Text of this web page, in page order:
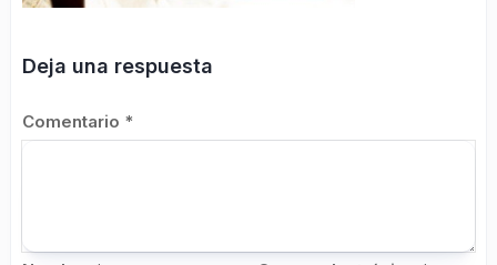
Deja una respuesta
Comentario *